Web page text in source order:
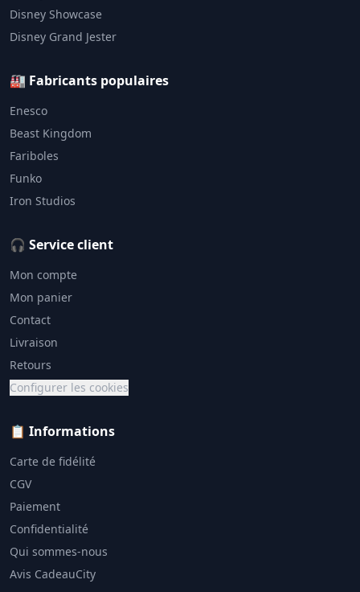
Disney Showcase
Disney Grand Jester
🏭 Fabricants populaires
Enesco
Beast Kingdom
Fariboles
Funko
Iron Studios
🎧 Service client
Mon compte
Mon panier
Contact
Livraison
Retours
Configurer les cookies
📋 Informations
Carte de fidélité
CGV
Paiement
Confidentialité
Qui sommes-nous
Avis CadeauCity